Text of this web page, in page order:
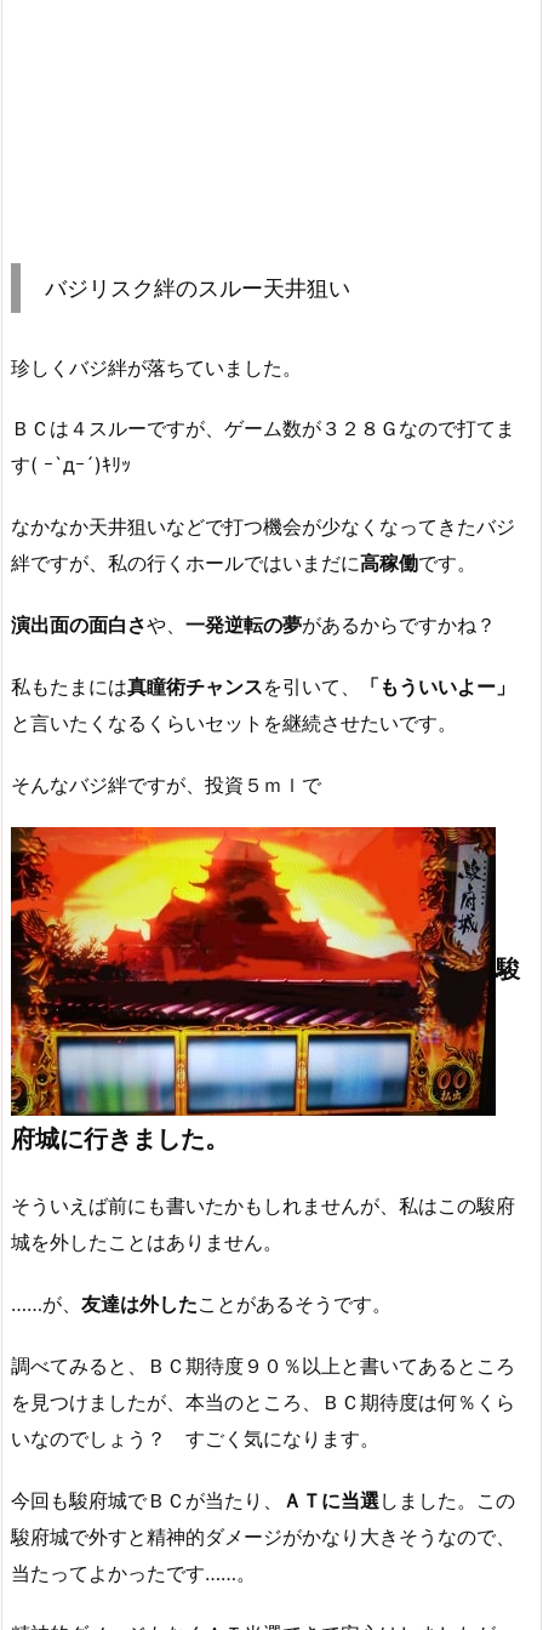
バジリスク絆のスルー天井狙い
珍しくバジ絆が落ちていました。
ＢＣは４スルーですが、ゲーム数が３２８Ｇなので打てま
す( ｰ`дｰ´)ｷﾘｯ
なかなか天井狙いなどで打つ機会が少なくなってきたバジ
絆ですが、私の行くホールではいまだに高稼働です。
演出面の面白さや、 一発逆転の夢があるからですかね？
私もたまには真瞳術チャンスを引いて、
「もういいよー」
と言いたくなるくらいセットを継続させたいです。
そんなバジ絆ですが、投資５ｍｌで
駿
府城に行きました。
そういえば前にも書いたかもしれませんが、私はこの駿府
城を外したことはありません。
……が、 友達は外したことがあるそうです。
調べてみると、ＢＣ期待度９０％以上と書いてあるところ
を見つけましたが、本当のところ、ＢＣ期待度は何％くら
いなのでしょう？ すごく気になります。
今回も駿府城でＢＣが当たり、 ＡＴに当選 しました。この
駿府城で外すと精神的ダメージがかなり大きそうなので、
当たってよかったです……。